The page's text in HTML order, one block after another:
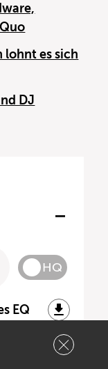
lohnt es sich
DJ
HQ
EQ